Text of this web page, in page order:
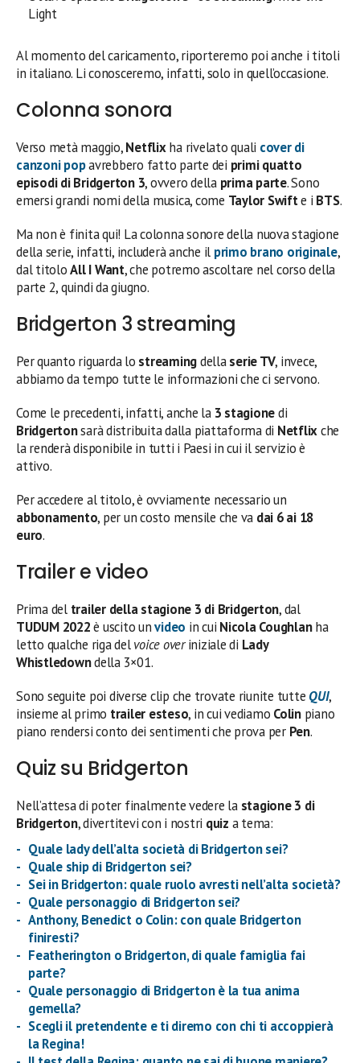
Light
Al momento del caricamento, riporteremo poi anche i titoli
in italiano. Li conosceremo, infatti, solo in quell’occasione.
Colonna sonora
Verso metà maggio,Netflixha rivelato quali cover di
canzoni popavrebbero fatto parte dei primi quatto
episodi di Bridgerton 3, ovvero della prima parte. Sono
emersi grandi nomi della musica, come Taylor Swifte i BTS.
Ma non è finita qui! La colonna sonore della nuova stagione
della serie, infatti, includerà anche il primo brano originale,
dal titoloAll I Want, che potremo ascoltare nel corso della
parte 2, quindi da giugno.
Bridgerton 3 streaming
Per quanto riguarda lo streamingdellaserie TV, invece,
abbiamo da tempo tutte le informazioni che ci servono.
Come le precedenti, infatti, anche la 3 stagionedi
Bridgertonsarà distribuita dalla piattaforma di Netflixche
la renderà disponibile in tutti i Paesi in cui il servizio è
attivo.
Per accedere al titolo, è ovviamente necessario un
abbonamento, per un costo mensile che va dai 6 ai 18
euro.
Trailer e video
Prima del trailer della stagione 3 di Bridgerton, dal
TUDUM 2022è uscito unvideo in cui Nicola Coughlanha
letto qualche riga delvoice overiniziale di Lady
Whistledowndella 3×01.
Sono seguite poi diverse clip che trovate riunite tutte QUI,
insieme al primo trailer esteso, in cui vediamo Colinpiano
piano rendersi conto dei sentimenti che prova per Pen.
Quiz su Bridgerton
Nell’attesa di poter finalmente vedere la stagione 3 di
Bridgerton, divertitevi con i nostri quiz a tema:
Quale lady dell’alta società di Bridgerton sei?
Quale ship di Bridgerton sei?
Sei in Bridgerton: quale ruolo avresti nell’alta società?
Quale personaggio di Bridgerton sei?
Anthony, Benedict o Colin: con quale Bridgerton
finiresti?
Featherington o Bridgerton, di quale famiglia fai
parte?
Quale personaggio di Bridgerton è la tua anima
gemella?
Scegli il pretendente e ti diremo con chi ti accoppierà
la Regina!